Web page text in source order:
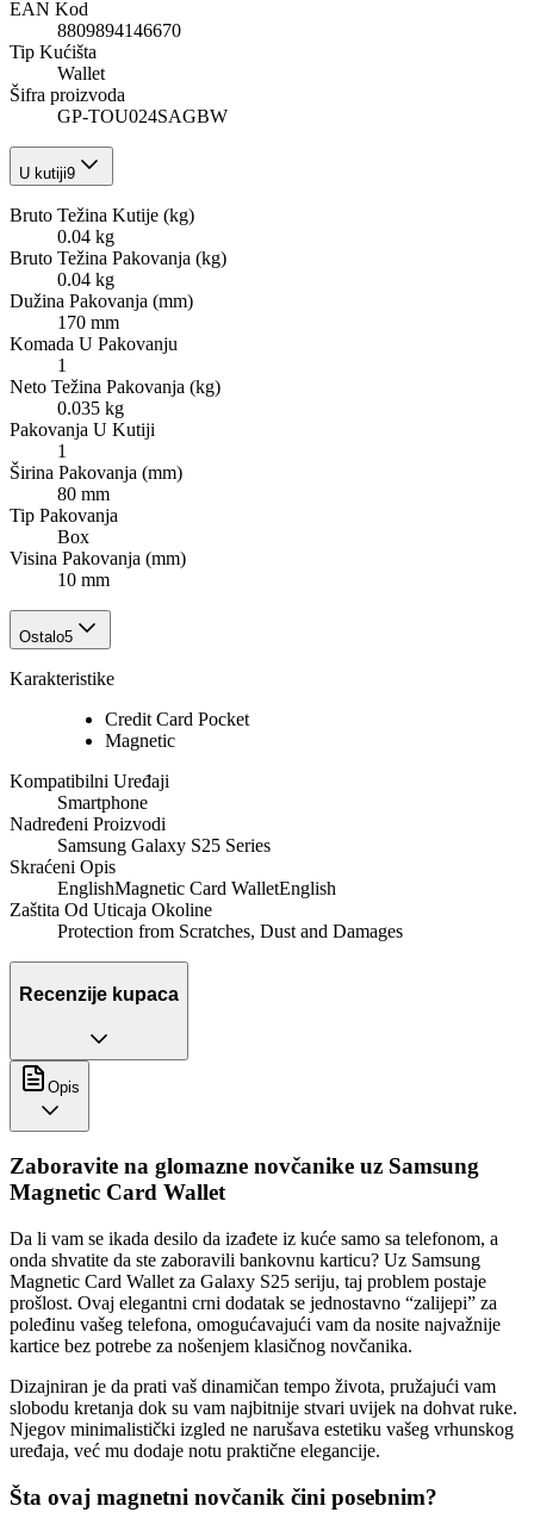
EAN Kod
8809894146670
Tip Kućišta
Wallet
Šifra proizvoda
GP-TOU024SAGBW
U kutiji9
Bruto Težina Kutije (kg)
0.04 kg
Bruto Težina Pakovanja (kg)
0.04 kg
Dužina Pakovanja (mm)
170 mm
Komada U Pakovanju
1
Neto Težina Pakovanja (kg)
0.035 kg
Pakovanja U Kutiji
1
Širina Pakovanja (mm)
80 mm
Tip Pakovanja
Box
Visina Pakovanja (mm)
10 mm
Ostalo5
Karakteristike
Credit Card Pocket
Magnetic
Kompatibilni Uređaji
Smartphone
Nadređeni Proizvodi
Samsung Galaxy S25 Series
Skraćeni Opis
EnglishMagnetic Card WalletEnglish
Zaštita Od Uticaja Okoline
Protection from Scratches, Dust and Damages
Recenzije kupaca
Opis
Zaboravite na glomazne novčanike uz Samsung
Magnetic Card Wallet
Da li vam se ikada desilo da izađete iz kuće samo sa telefonom, a
onda shvatite da ste zaboravili bankovnu karticu? Uz Samsung
Magnetic Card Wallet za Galaxy S25 seriju, taj problem postaje
prošlost. Ovaj elegantni crni dodatak se jednostavno “zalijepi” za
poleđinu vašeg telefona, omogućavajući vam da nosite najvažnije
kartice bez potrebe za nošenjem klasičnog novčanika.
Dizajniran je da prati vaš dinamičan tempo života, pružajući vam
slobodu kretanja dok su vam najbitnije stvari uvijek na dohvat ruke.
Njegov minimalistički izgled ne narušava estetiku vašeg vrhunskog
uređaja, već mu dodaje notu praktične elegancije.
Šta ovaj magnetni novčanik čini posebnim?